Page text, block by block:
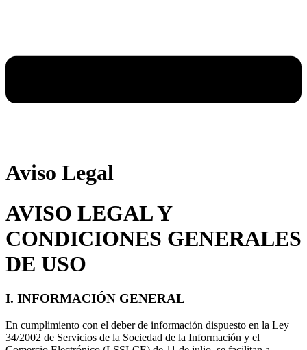
Aviso Legal
AVISO LEGAL Y
CONDICIONES GENERALES
DE USO
I. INFORMACIÓN GENERAL
En cumplimiento con el deber de información dispuesto en la Ley
34/2002 de Servicios de la Sociedad de la Información y el